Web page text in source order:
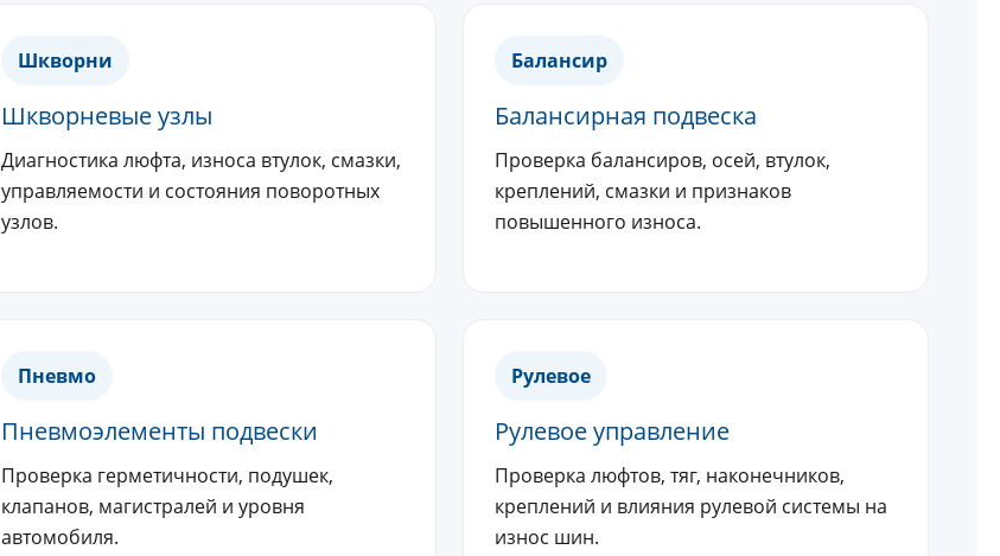
Шкворни
Шкворневые узлы
Диагностика люфта, износа втулок, смазки,
управляемости и состояния поворотных
узлов.
Балансир
Балансирная подвеска
Проверка балансиров, осей, втулок,
креплений, смазки и признаков
повышенного износа.
Пневмо
Пневмоэлементы подвески
Проверка герметичности, подушек,
клапанов, магистралей и уровня
автомобиля.
Рулевое
Рулевое управление
Проверка люфтов, тяг, наконечников,
креплений и влияния рулевой системы на
износ шин.